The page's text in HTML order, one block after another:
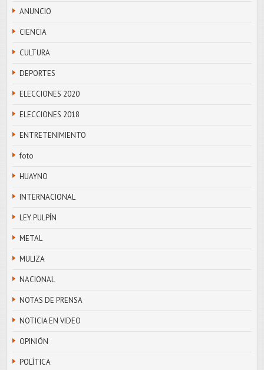
ANUNCIO
CIENCIA
CULTURA
DEPORTES
ELECCIONES 2020
ELECCIONES 2018
ENTRETENIMIENTO
foto
HUAYNO
INTERNACIONAL
LEY PULPÍN
METAL
MULIZA
NACIONAL
NOTAS DE PRENSA
NOTICIA EN VIDEO
OPINIÓN
POLÍTICA